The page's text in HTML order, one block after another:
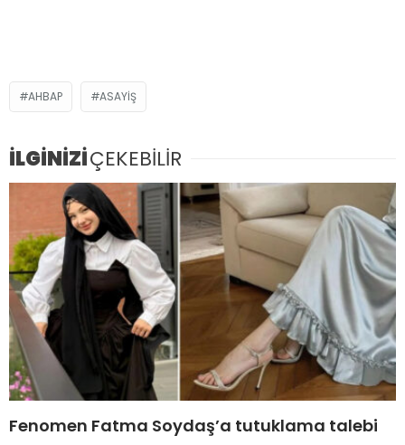
AHBAP ASAYIŞ
İLGİNİZİÇEKEBİLİR
Fenomen Fatma Soydaş’a tutuklama talebi